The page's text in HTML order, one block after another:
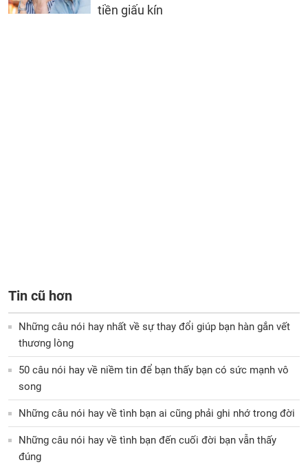
tiền giấu kín
Tin cũ hơn
Những câu nói hay nhất về sự thay đổi giúp bạn hàn gắn vết
thương lòng
50 câu nói hay về niềm tin để bạn thấy bạn có sức mạnh vô
song
Những câu nói hay về tình bạn ai cũng phải ghi nhớ trong đời
Những câu nói hay về tình bạn đến cuối đời bạn vẫn thấy
đúng